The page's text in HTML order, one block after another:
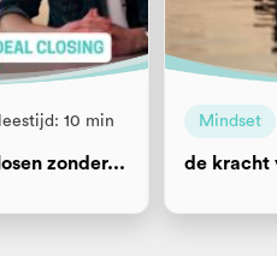
leestijd: 10 min
zonder...
Mindset
de kracht